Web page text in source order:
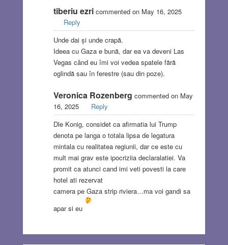
tiberiu ezricommented on May 16, 2025
Reply
Unde dai și unde crapă.
Ideea cu Gaza e bună, dar ea va deveni Las
Vegas când eu îmi voi vedea spatele fără
oglindă sau în ferestre (sau din poze).
Veronica Rozenberg commented on May
16, 2025
Reply
Dle Konig, considet ca afirmatia lui Trump
denota pe langa o totala lipsa de legatura
mintala cu realitatea regiunii, dar ce este cu
mult mai grav este ipocriziia declaralatiei. Va
promit ca atunci cand imi veti povesti la care
hotel ati rezervat
camera pe Gaza strip riviera…ma voi gandi sa
apar si eu